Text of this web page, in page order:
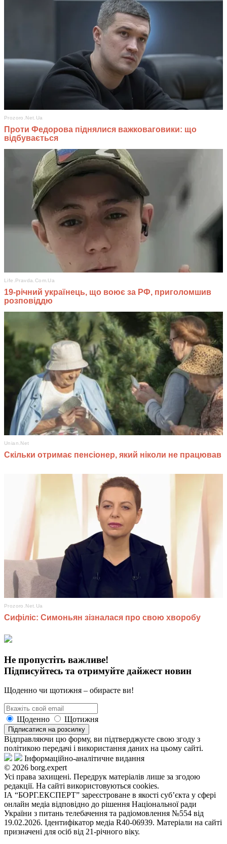
Не пропустіть важливе!
Підписуйтесь та отримуйте дайжест новин
Щоденно чи щотижня – обираєте ви!
Щоденно Щотижня
Підписатися на розсилку
Відправляючи цю форму, ви підтверджуєте свою згоду з
політикою передачі і використання даних на цьому сайті.
Інформаційно-аналітичне видання
© 2026 borg.expert
Усі права захищені. Передрук матеріалів лише за згодою
редакції. На сайті використовуються cookies.
ІА “БОРГ.ЕКСПЕРТ” зареєстроване в якості суб’єкта у сфері
онлайн медіа відповідно до рішення Національної ради
України з питань телебачення та радіомовлення №554 від
19.02.2026. Ідентифікатор медіа R40-06939. Матеріали на сайті
призначені для осіб від 21-річного віку.